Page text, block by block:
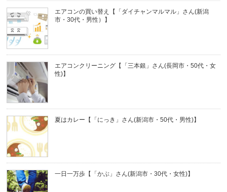
エアコンの買い替え【「ダイチャンマルマル」さん(新潟
市・30代・男性）】
エアコンクリーニング【「三本銀」さん(長岡市・50代・女
性)】
夏はカレー【「にっき」さん(新潟市・50代・男性)】
一日一万歩【「かぶ」さん(新潟市・30代・女性)】